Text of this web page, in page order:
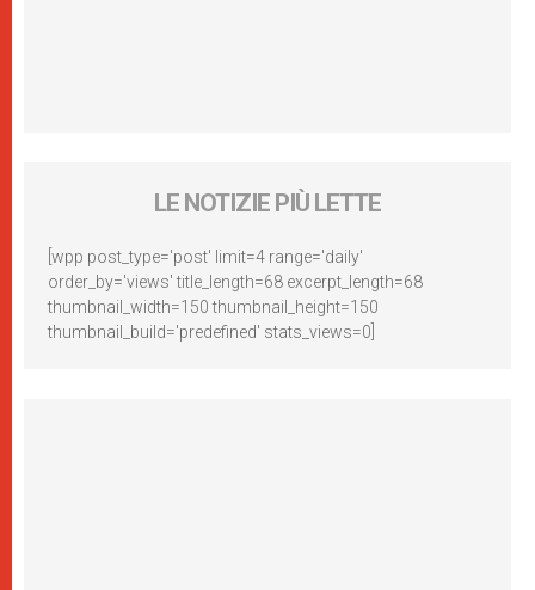
LE NOTIZIE PIÙ LETTE
[wpp post_type='post' limit=4 range='daily'
order_by='views' title_length=68 excerpt_length=68
thumbnail_width=150 thumbnail_height=150
thumbnail_build='predefined' stats_views=0]